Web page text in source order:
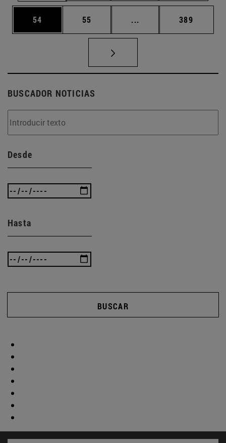
Página
54 Página
55 ... Páginas intermedias
Página
389
BUSCADOR NOTICIAS
Desde
Hasta
BUSCAR